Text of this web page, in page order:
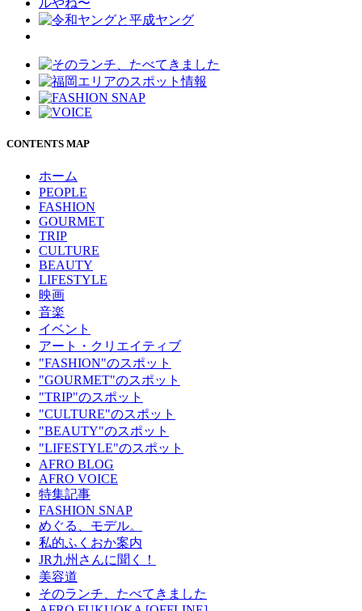
CONTENTS MAP
ホーム
PEOPLE
FASHION
GOURMET
TRIP
CULTURE
BEAUTY
LIFESTYLE
映画
音楽
イベント
アート・クリエイティブ
"FASHION"のスポット
"GOURMET"のスポット
"TRIP"のスポット
"CULTURE"のスポット
"BEAUTY"のスポット
"LIFESTYLE"のスポット
AFRO BLOG
AFRO VOICE
特集記事
FASHION SNAP
めぐる、モデル。
私的ふくおか案内
JR九州さんに聞く！
美容道
そのランチ、たべてきました